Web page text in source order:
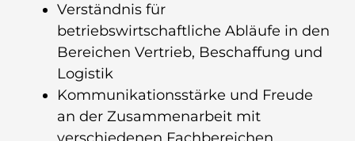
Verständnis für
betriebswirtschaftliche Abläufe in den
Bereichen Vertrieb, Beschaffung und
Logistik
Kommunikationsstärke und Freude
an der Zusammenarbeit mit